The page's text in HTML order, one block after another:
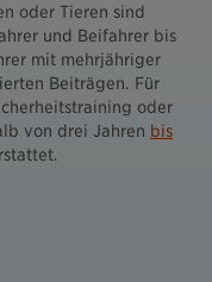
oder Tieren sind
und Beifahrer bis
mit mehrjähriger
Beiträgen. Für
oder
von drei Jahren bis